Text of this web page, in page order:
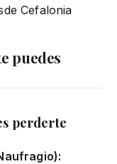
Cefalonia
puedes
perderte